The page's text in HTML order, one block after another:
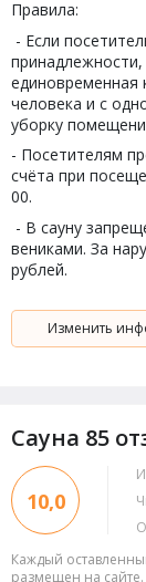
Правила:
- Если
принадлежности,
единовременная
человека и с
уборку
- Посетителям
счёта при
00.
- В сауну
вениками. За
рублей.
Изменить
Сауна 85
10,0
Каждый
размещен на сайте.